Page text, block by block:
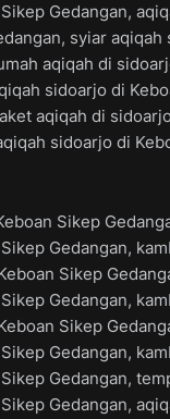
Gedangan,
syiar aqiqah
aqiqah di
sidoarjo di
aqiqah di
sidoarjo di
Sikep
Gedangan,
Sikep
Gedangan,
Sikep
Gedangan,
Gedangan,
Gedangan,